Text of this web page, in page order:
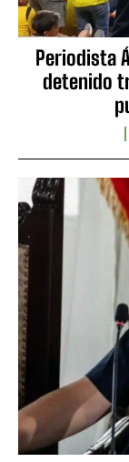
Periodista
detenido